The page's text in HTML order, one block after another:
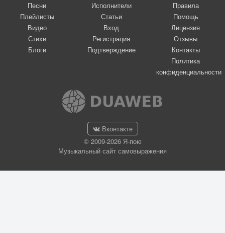
Песни
Плейлисты
Видео
Стихи
Блоги
Исполнители
Статьи
Вход
Регистрация
Подтверждение
Правила
Помощь
Лицензия
Отзывы
Контакты
Политика
конфиденциальности
Вконтакте
© 2009-2026 Я-пою
Музыкальный сайт самовыражения